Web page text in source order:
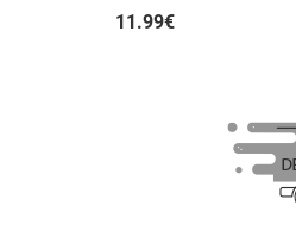
11.99€